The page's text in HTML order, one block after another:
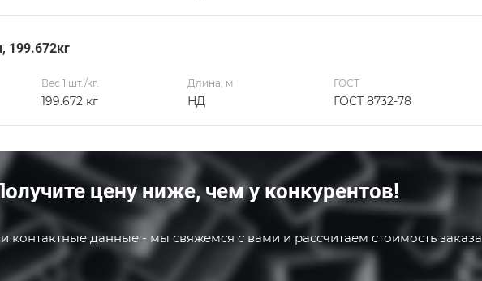
199.672кг
Вес 1 шт./кг.
199.672 кг
Длина, м
НД
ГОСТ
ГОСТ 8732-78
цену ниже, чем у конкурентов!
контактные данные - мы свяжемся с вами и рассчитаем стоимость заказа